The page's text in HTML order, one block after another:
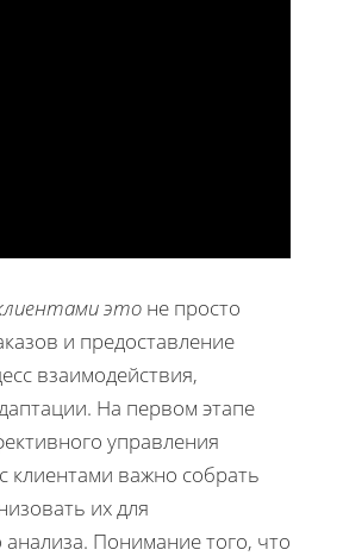
это не просто
и предоставление
взаимодействия,
На первом этапе
управления
клиентами важно собрать
их для
Понимание того, что